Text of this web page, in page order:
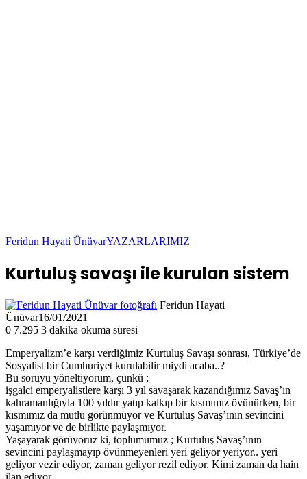
Feridun Hayati ÜnüvarYAZARLARIMIZ
Kurtuluş savaşı ile kurulan sistem
Feridun Hayati
Ünüvar16/01/2021
0 7.295 3 dakika okuma süresi
Emperyalizm’e karşı verdiğimiz Kurtuluş Savaşı sonrası, Türkiye’de
Sosyalist bir Cumhuriyet kurulabilir miydi acaba..?
Bu soruyu yöneltiyorum, çünkü ;
işgalci emperyalistlere karşı 3 yıl savaşarak kazandığımız Savaş’ın
kahramanlığıyla 100 yıldır yatıp kalkıp bir kısmımız övünürken, bir
kısmımız da mutlu görünmüyor ve Kurtuluş Savaş’ının sevincini
yaşamıyor ve de birlikte paylaşmıyor.
Yaşayarak görüyoruz ki, toplumumuz ; Kurtuluş Savaş’ının
sevincini paylaşmayıp övünmeyenleri yeri geliyor yeriyor.. yeri
geliyor vezir ediyor, zaman geliyor rezil ediyor. Kimi zaman da hain
ilan ediyor.